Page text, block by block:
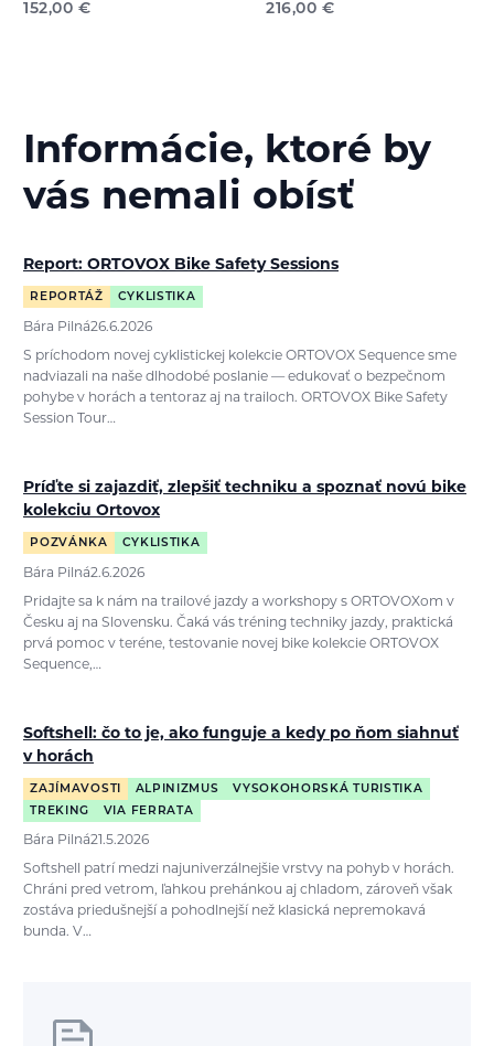
152,00 € 216,00 €
Informácie, ktoré by
vás nemali obísť
Report: ORTOVOX Bike Safety Sessions
REPORTÁŽ CYKLISTIKA
Bára Pilná26.6.2026
S príchodom novej cyklistickej kolekcie ORTOVOX Sequence sme
nadviazali na naše dlhodobé poslanie — edukovať o bezpečnom
pohybe v horách a tentoraz aj na trailoch. ORTOVOX Bike Safety
Session Tour…
Príďte si zajazdiť, zlepšiť techniku a spoznať novú bike
kolekciu Ortovox
POZVÁNKA CYKLISTIKA
Bára Pilná2.6.2026
Pridajte sa k nám na trailové jazdy a workshopy s ORTOVOXom v
Česku aj na Slovensku. Čaká vás tréning techniky jazdy, praktická
prvá pomoc v teréne, testovanie novej bike kolekcie ORTOVOX
Sequence,…
Softshell: čo to je, ako funguje a kedy po ňom siahnuť
v horách
ZAJÍMAVOSTI ALPINIZMUS
VYSOKOHORSKÁ TURISTIKA
TREKING
VIA FERRATA
Bára Pilná21.5.2026
Softshell patrí medzi najuniverzálnejšie vrstvy na pohyb v horách.
Chráni pred vetrom, ľahkou prehánkou aj chladom, zároveň však
zostáva priedušnejší a pohodlnejší než klasická nepremokavá
bunda. V…